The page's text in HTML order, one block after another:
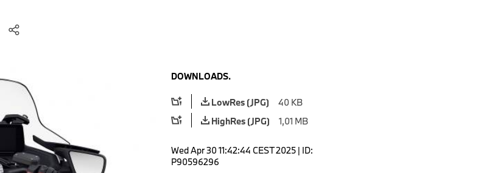
DOWNLOADS.
LowRes (JPG)
40 KB
HighRes (JPG)
1,01 MB
Wed Apr 30 11:42:44 CEST 2025 | ID:
P90596296